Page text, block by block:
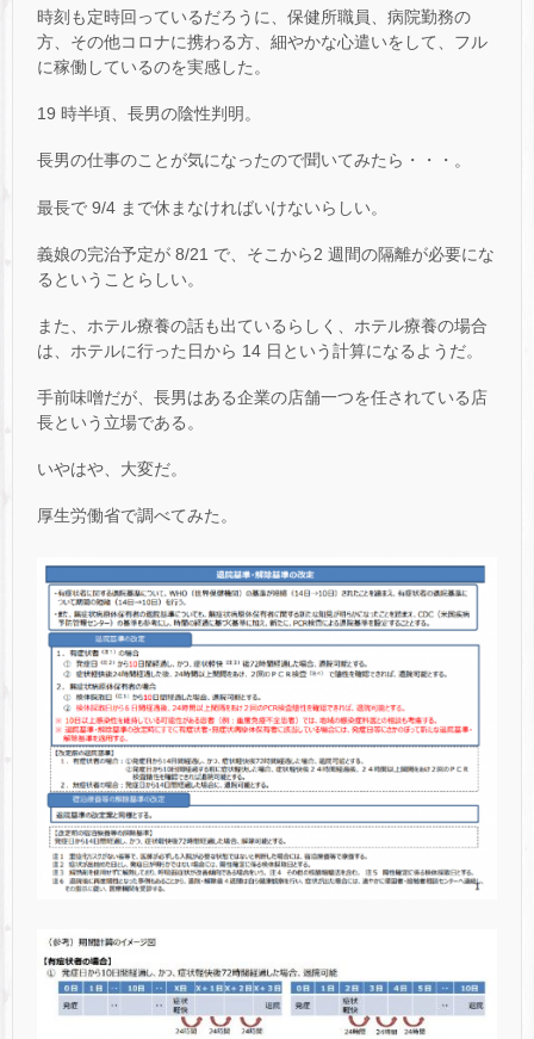
時刻も定時回っているだろうに、保健所職員、病院勤務の
方、その他コロナに携わる方、細やかな心遣いをして、フル
に稼働しているのを実感した。
19 時半頃、長男の陰性判明。
長男の仕事のことが気になったので聞いてみたら・・・。
最長で 9/4 まで休まなければいけないらしい。
義娘の完治予定が 8/21 で、そこから2 週間の隔離が必要にな
るということらしい。
また、ホテル療養の話も出ているらしく、ホテル療養の場合
は、ホテルに行った日から 14 日という計算になるようだ。
手前味噌だが、長男はある企業の店舗一つを任されている店
長という立場である。
いやはや、大変だ。
厚生労働省で調べてみた。